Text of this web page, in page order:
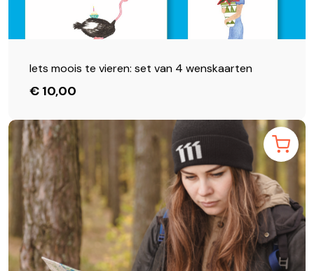
Iets moois te vieren: set van 4 wenskaarten
€ 10,00